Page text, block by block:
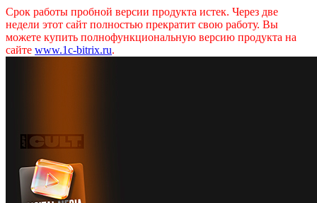
Срок работы пробной версии продукта истек. Через две
недели этот сайт полностью прекратит свою работу. Вы
можете купить полнофункциональную версию продукта на
сайте www.1c-bitrix.ru.